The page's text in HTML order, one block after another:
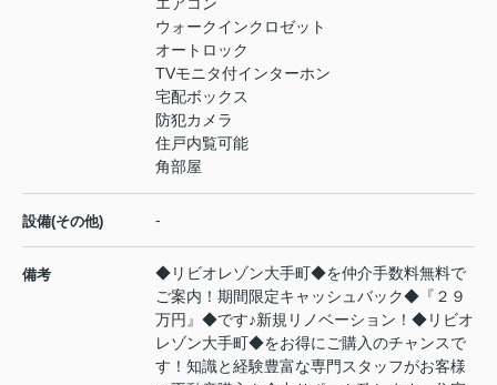
ウォークインクロゼット
オートロック
TVモニタ付インターホン
宅配ボックス
防犯カメラ
住戸内覧可能
角部屋
設備(その他) -
備考
◆リビオレゾン大手町◆を仲介手数料無料で
ご案内！期間限定キャッシュバック◆『２９
万円』◆です♪新規リノベーション！◆リビオ
レゾン大手町◆をお得にご購入のチャンスで
す！知識と経験豊富な専門スタッフがお客様